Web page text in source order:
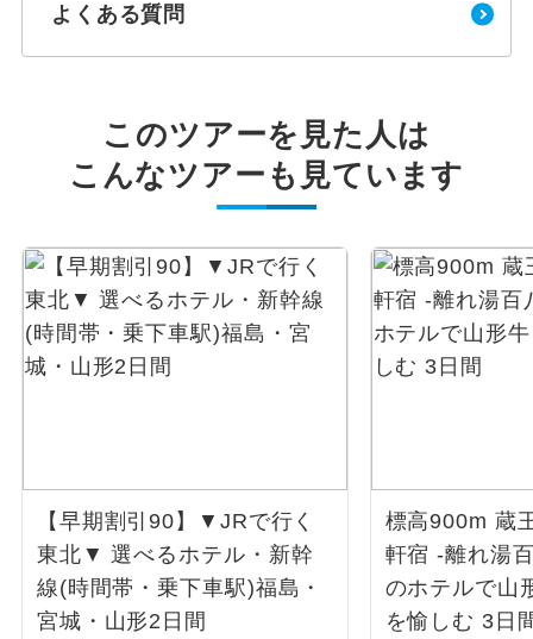
よくある質問
このツアーを見た人は
こんなツアーも見ています
【早期割引90】▼JRで行く
東北▼ 選べるホテル・新幹
線(時間帯・乗下車駅)福島・
宮城・山形2日間
標高900m 蔵
軒宿 -離れ湯
のホテルで山
を愉しむ 3日